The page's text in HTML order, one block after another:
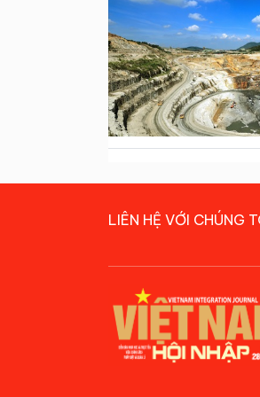
LIÊN HỆ VỚI CHÚNG